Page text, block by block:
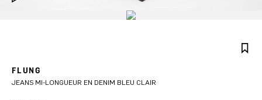
FLUNG
JEANS MI-LONGUEUR EN DENIM BLEU CLAIR